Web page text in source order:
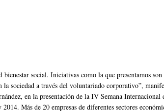
bienestar social. Iniciativas como la que presentamos
la sociedad a través del voluntariado corporativo”,
en la presentación de la IV Semana Internacional
Más de 20 empresas de diferentes sectores